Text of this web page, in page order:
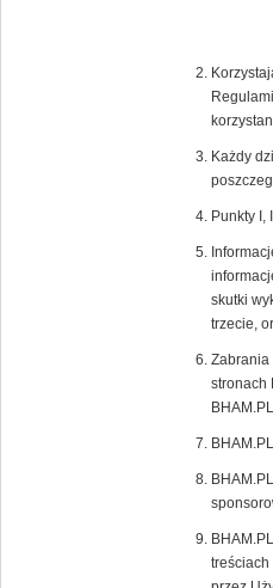
Każdy
Punkty I,
skutki
trzecie,
Zabrania
stronach
treściach